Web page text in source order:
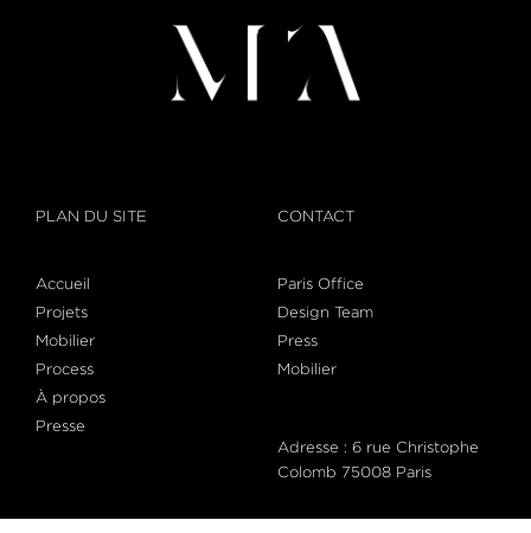
PLAN DU SITE
Accueil
Projets
Mobilier
Process
À propos
Presse
CONTACT
Paris Office
Design Team
Press
Mobilier
Adresse : 6 rue Christophe
Colomb 75008 Paris